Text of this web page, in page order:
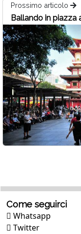
Prossimo articolo
Ballando in piazza
Come seguirci
Whatsapp
Twitter